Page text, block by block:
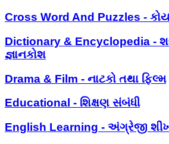
Cross Word And Puzzles -
Dictionary & Encyclopedia -
જ્ઞાનકોશ
Drama & Film - નાટકો તથા ફિલ્મ
Educational - શિક્ષણ સંબંધી
English Learning - અંગ્રેજી